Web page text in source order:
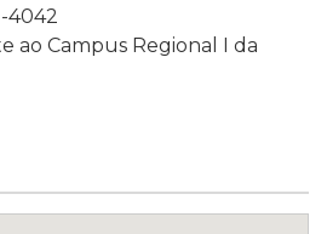
4042
ao Campus Regional I da